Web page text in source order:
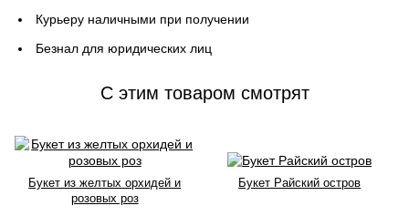
Курьеру наличными при получении
Безнал для юридических лиц
C этим товаром смотрят
Букет из желтых орхидей и
розовых роз
Букет Райский остров